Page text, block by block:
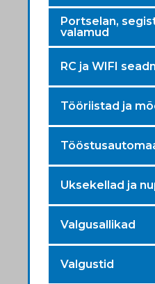
Portselan,
valamud
RC ja WIFI
Tööriistad ja
Uksekellad ja
Valgusallikad
Valgustid